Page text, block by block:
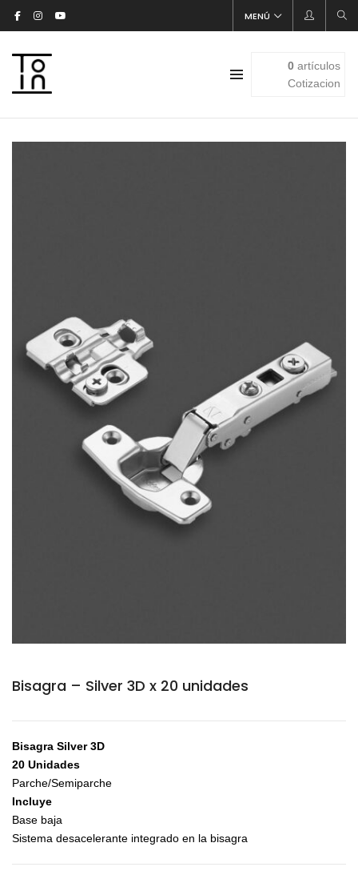
MENÚ
0artículos
Cotizacion
Bisagra – Silver 3D x 20 unidades
Bisagra Silver 3D
20 Unidades
Parche/Semiparche
Incluye
Base baja
Sistema desacelerante integrado en la bisagra